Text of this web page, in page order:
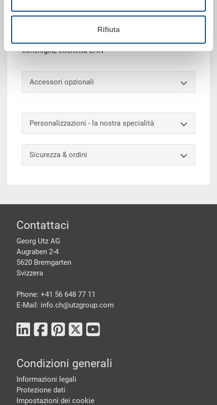
Rifiuta
Contenitore RAKO Oeco-Line, PP UIC, grigio scuro,
esterno 400x300x170 mm, interno 358x258x166 mm,
conchiglia, etichetta EAN
Accessori opzionali
Personalizzazioni - la nostra specialità
Sicurezza & ordini
piè di pagine
Contattaci
Georg Utz AG
Augraben 2-4
5620 Bremgarten
Svizzera
Phone: +41 56 648 77 11
E-Mail: info.ch@utzgroup.com
Condizioni generali
Informazioni legali
Protezione dati
Impostazioni dei cookie